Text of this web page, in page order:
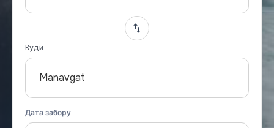
Куди
Manavgat
Дата забору